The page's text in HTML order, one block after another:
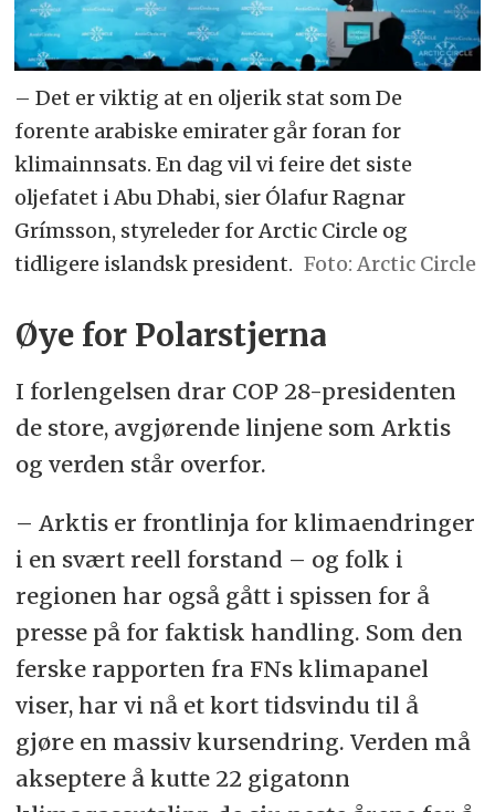
– Det er viktig at en oljerik stat som De
forente arabiske emirater går foran for
klimainnsats. En dag vil vi feire det siste
oljefatet i Abu Dhabi, sier Ólafur Ragnar
Grímsson, styreleder for Arctic Circle og
tidligere islandsk president.
Arctic Circle
Øye for Polarstjerna
I forlengelsen drar COP 28-presidenten
de store, avgjørende linjene som Arktis
og verden står overfor.
– Arktis er frontlinja for klimaendringer
i en svært reell forstand – og folk i
regionen har også gått i spissen for å
presse på for faktisk handling. Som den
ferske rapporten fra FNs klimapanel
viser, har vi nå et kort tidsvindu til å
gjøre en massiv kursendring. Verden må
akseptere å kutte 22 gigatonn